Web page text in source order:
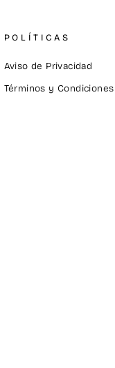
POLÍTICAS
Aviso de Privacidad
Términos y Condiciones